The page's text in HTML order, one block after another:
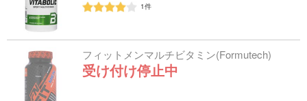
1件
フィットメンマルチビタミン(Formutech)
受け付け停止中